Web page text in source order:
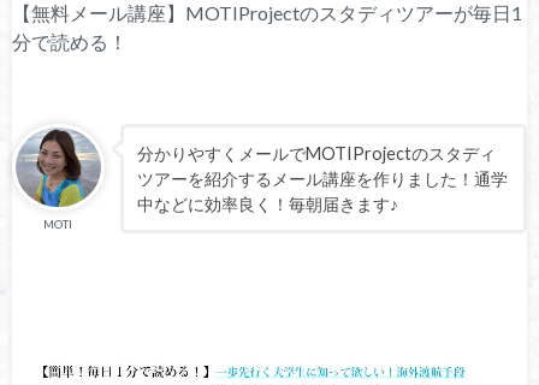
【無料メール講座】MOTIProjectのスタディツアーが毎日1
分で読める！
MOTI
分かりやすくメールでMOTIProjectのスタディ
ツアーを紹介するメール講座を作りました！通学
中などに効率良く！毎朝届きます♪